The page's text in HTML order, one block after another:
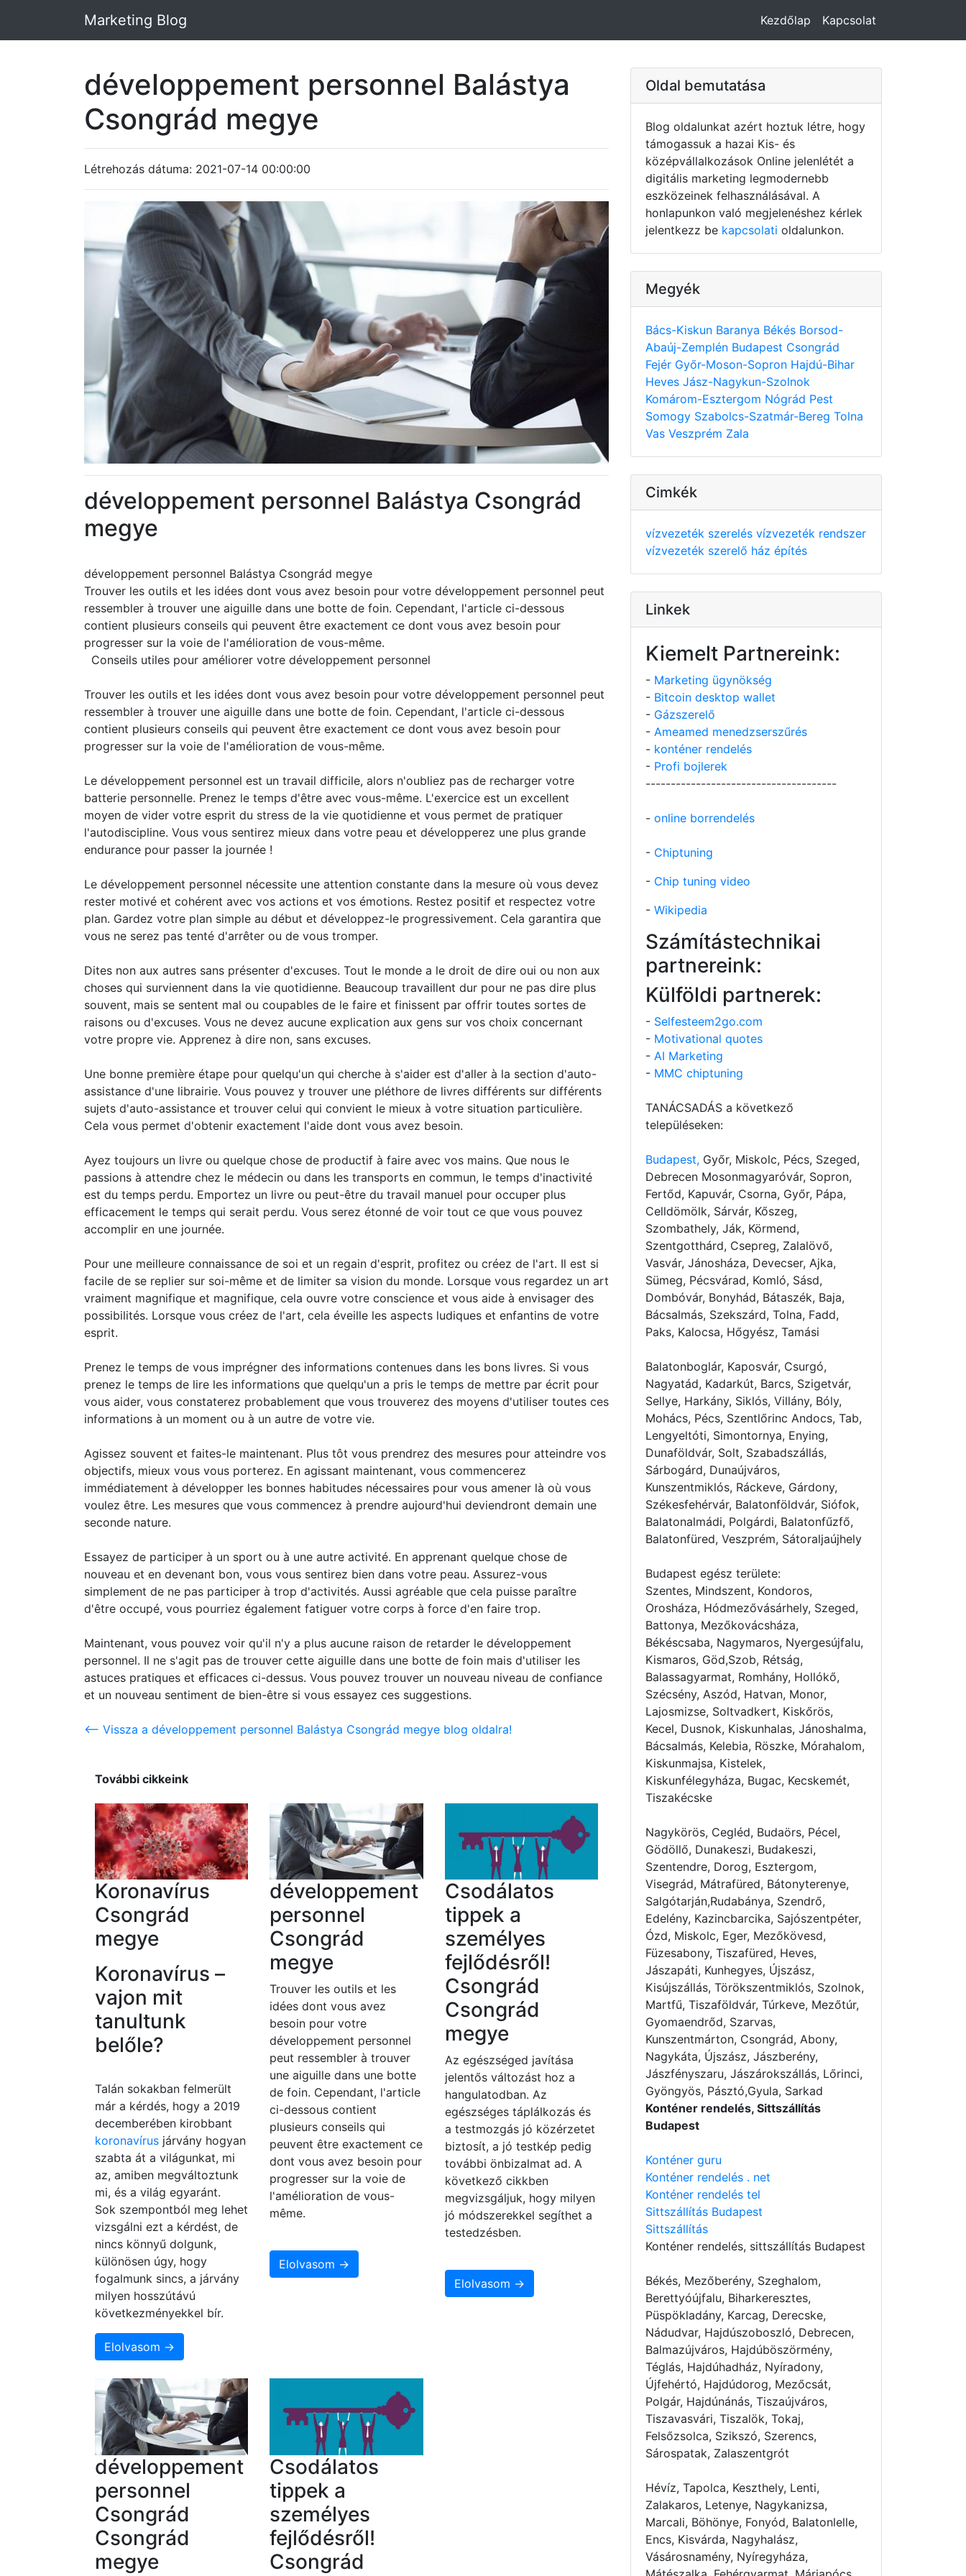
Marketing Blog Kezdőlap Kapcsolat
développement personnel Balástya
Csongrád megye
Létrehozás dátuma: 2021-07-14 00:00:00
développement personnel Balástya Csongrád
megye
développement personnel Balástya Csongrád megye
Trouver les outils et les idées dont vous avez besoin pour votre développement personnel peut
ressembler à trouver une aiguille dans une botte de foin. Cependant, l'article ci-dessous
contient plusieurs conseils qui peuvent être exactement ce dont vous avez besoin pour
progresser sur la voie de l'amélioration de vous-même.
Conseils utiles pour améliorer votre développement personnel
Trouver les outils et les idées dont vous avez besoin pour votre développement personnel peut
ressembler à trouver une aiguille dans une botte de foin. Cependant, l'article ci-dessous
contient plusieurs conseils qui peuvent être exactement ce dont vous avez besoin pour
progresser sur la voie de l'amélioration de vous-même.
Le développement personnel est un travail difficile, alors n'oubliez pas de recharger votre
batterie personnelle. Prenez le temps d'être avec vous-même. L'exercice est un excellent
moyen de vider votre esprit du stress de la vie quotidienne et vous permet de pratiquer
l'autodiscipline. Vous vous sentirez mieux dans votre peau et développerez une plus grande
endurance pour passer la journée !
Le développement personnel nécessite une attention constante dans la mesure où vous devez
rester motivé et cohérent avec vos actions et vos émotions. Restez positif et respectez votre
plan. Gardez votre plan simple au début et développez-le progressivement. Cela garantira que
vous ne serez pas tenté d'arrêter ou de vous tromper.
Dites non aux autres sans présenter d'excuses. Tout le monde a le droit de dire oui ou non aux
choses qui surviennent dans la vie quotidienne. Beaucoup travaillent dur pour ne pas dire plus
souvent, mais se sentent mal ou coupables de le faire et finissent par offrir toutes sortes de
raisons ou d'excuses. Vous ne devez aucune explication aux gens sur vos choix concernant
votre propre vie. Apprenez à dire non, sans excuses.
Une bonne première étape pour quelqu'un qui cherche à s'aider est d'aller à la section d'auto-
assistance d'une librairie. Vous pouvez y trouver une pléthore de livres différents sur différents
sujets d'auto-assistance et trouver celui qui convient le mieux à votre situation particulière.
Cela vous permet d'obtenir exactement l'aide dont vous avez besoin.
Ayez toujours un livre ou quelque chose de productif à faire avec vos mains. Que nous le
passions à attendre chez le médecin ou dans les transports en commun, le temps d'inactivité
est du temps perdu. Emportez un livre ou peut-être du travail manuel pour occuper plus
efficacement le temps qui serait perdu. Vous serez étonné de voir tout ce que vous pouvez
accomplir en une journée.
Pour une meilleure connaissance de soi et un regain d'esprit, profitez ou créez de l'art. Il est si
facile de se replier sur soi-même et de limiter sa vision du monde. Lorsque vous regardez un art
vraiment magnifique et magnifique, cela ouvre votre conscience et vous aide à envisager des
possibilités. Lorsque vous créez de l'art, cela éveille les aspects ludiques et enfantins de votre
esprit.
Prenez le temps de vous imprégner des informations contenues dans les bons livres. Si vous
prenez le temps de lire les informations que quelqu'un a pris le temps de mettre par écrit pour
vous aider, vous constaterez probablement que vous trouverez des moyens d'utiliser toutes ces
informations à un moment ou à un autre de votre vie.
Agissez souvent et faites-le maintenant. Plus tôt vous prendrez des mesures pour atteindre vos
objectifs, mieux vous vous porterez. En agissant maintenant, vous commencerez
immédiatement à développer les bonnes habitudes nécessaires pour vous amener là où vous
voulez être. Les mesures que vous commencez à prendre aujourd'hui deviendront demain une
seconde nature.
Essayez de participer à un sport ou à une autre activité. En apprenant quelque chose de
nouveau et en devenant bon, vous vous sentirez bien dans votre peau. Assurez-vous
simplement de ne pas participer à trop d'activités. Aussi agréable que cela puisse paraître
d'être occupé, vous pourriez également fatiguer votre corps à force d'en faire trop.
Maintenant, vous pouvez voir qu'il n'y a plus aucune raison de retarder le développement
personnel. Il ne s'agit pas de trouver cette aiguille dans une botte de foin mais d'utiliser les
astuces pratiques et efficaces ci-dessus. Vous pouvez trouver un nouveau niveau de confiance
et un nouveau sentiment de bien-être si vous essayez ces suggestions.
<-- Vissza a développement personnel Balástya Csongrád megye blog oldalra!
További cikkeink
Koronavírus
Csongrád
megye
Koronavírus –
vajon mit
tanultunk
belőle?
Talán sokakban felmerült
már a kérdés, hogy a 2019
decemberében kirobbant
koronavírus járvány hogyan
szabta át a világunkat, mi
az, amiben megváltoztunk
mi, és a világ egyaránt.
Sok szempontból meg lehet
vizsgálni ezt a kérdést, de
nincs könnyű dolgunk,
különösen úgy, hogy
fogalmunk sincs, a járvány
milyen hosszútávú
következményekkel bír.
Elolvasom →
développement
personnel
Csongrád
megye
Trouver les outils et les
idées dont vous avez
besoin pour votre
développement personnel
peut ressembler à trouver
une aiguille dans une botte
de foin. Cependant, l'article
ci-dessous contient
plusieurs conseils qui
peuvent être exactement ce
dont vous avez besoin pour
progresser sur la voie de
l'amélioration de vous-
même.
Elolvasom →
Csodálatos
tippek a
személyes
fejlődésről!
Csongrád
Csongrád
megye
Az egészséged javítása
jelentős változást hoz a
hangulatodban. Az
egészséges táplálkozás és
a testmozgás jó közérzetet
biztosít, a jó testkép pedig
további önbizalmat ad. A
következő cikkben
megvizsgáljuk, hogy milyen
jó módszerekkel segíthet a
testedzésben.
Elolvasom →
développement
personnel
Csongrád
Csongrád
megye
Csodálatos
tippek a
személyes
fejlődésről!
Csongrád
Oldal bemutatása
Blog oldalunkat azért hoztuk létre, hogy
támogassuk a hazai Kis- és
középvállalkozások Online jelenlétét a
digitális marketing legmodernebb
eszközeinek felhasználásával. A
honlapunkon való megjelenéshez kérlek
jelentkezz be kapcsolati oldalunkon.
Megyék
Bács-Kiskun Baranya Békés Borsod-
Abaúj-Zemplén Budapest Csongrád
Fejér Győr-Moson-Sopron Hajdú-Bihar
Heves Jász-Nagykun-Szolnok
Komárom-Esztergom Nógrád Pest
Somogy Szabolcs-Szatmár-Bereg Tolna
Vas Veszprém Zala
Cimkék
vízvezeték szerelés vízvezeték rendszer
vízvezeték szerelő ház építés
Linkek
Kiemelt Partnereink:
- Marketing ügynökség
- Bitcoin desktop wallet
- Gázszerelő
- Ameamed menedzserszűrés
- konténer rendelés
- Profi bojlerek
--------------------------------------
- online borrendelés
- Chiptuning
- Chip tuning video
- Wikipedia
Számítástechnikai
partnereink:
Külföldi partnerek:
- Selfesteem2go.com
- Motivational quotes
- AI Marketing
- MMC chiptuning
TANÁCSADÁS a következő
településeken:
Budapest, Győr, Miskolc, Pécs, Szeged,
Debrecen Mosonmagyaróvár, Sopron,
Fertőd, Kapuvár, Csorna, Győr, Pápa,
Celldömölk, Sárvár, Kőszeg,
Szombathely, Ják, Körmend,
Szentgotthárd, Csepreg, Zalalövő,
Vasvár, Jánosháza, Devecser, Ajka,
Sümeg, Pécsvárad, Komló, Sásd,
Dombóvár, Bonyhád, Bátaszék, Baja,
Bácsalmás, Szekszárd, Tolna, Fadd,
Paks, Kalocsa, Hőgyész, Tamási
Balatonboglár, Kaposvár, Csurgó,
Nagyatád, Kadarkút, Barcs, Szigetvár,
Sellye, Harkány, Siklós, Villány, Bóly,
Mohács, Pécs, Szentlőrinc Andocs, Tab,
Lengyeltóti, Simontornya, Enying,
Dunaföldvár, Solt, Szabadszállás,
Sárbogárd, Dunaújváros,
Kunszentmiklós, Ráckeve, Gárdony,
Székesfehérvár, Balatonföldvár, Siófok,
Balatonalmádi, Polgárdi, Balatonfűzfő,
Balatonfüred, Veszprém, Sátoraljaújhely
Budapest egész területe:
Szentes, Mindszent, Kondoros,
Orosháza, Hódmezővásárhely, Szeged,
Battonya, Mezőkovácsháza,
Békéscsaba, Nagymaros, Nyergesújfalu,
Kismaros, Göd,Szob, Rétság,
Balassagyarmat, Romhány, Hollókő,
Szécsény, Aszód, Hatvan, Monor,
Lajosmizse, Soltvadkert, Kiskőrös,
Kecel, Dusnok, Kiskunhalas, Jánoshalma,
Bácsalmás, Kelebia, Röszke, Mórahalom,
Kiskunmajsa, Kistelek,
Kiskunfélegyháza, Bugac, Kecskemét,
Tiszakécske
Nagykörös, Cegléd, Budaörs, Pécel,
Gödöllő, Dunakeszi, Budakeszi,
Szentendre, Dorog, Esztergom,
Visegrád, Mátrafüred, Bátonyterenye,
Salgótarján,Rudabánya, Szendrő,
Edelény, Kazincbarcika, Sajószentpéter,
Ózd, Miskolc, Eger, Mezőkövesd,
Füzesabony, Tiszafüred, Heves,
Jászapáti, Kunhegyes, Újszász,
Kisújszállás, Törökszentmiklós, Szolnok,
Martfű, Tiszaföldvár, Túrkeve, Mezőtúr,
Gyomaendrőd, Szarvas,
Kunszentmárton, Csongrád, Abony,
Nagykáta, Újszász, Jászberény,
Jászfényszaru, Jászárokszállás, Lőrinci,
Gyöngyös, Pásztó,Gyula, Sarkad
Konténer rendelés, Sittszállítás
Budapest
Konténer guru
Konténer rendelés . net
Konténer rendelés tel
Sittszállítás Budapest
Sittszállítás
Konténer rendelés, sittszállítás Budapest
Békés, Mezőberény, Szeghalom,
Berettyóújfalu, Biharkeresztes,
Püspökladány, Karcag, Derecske,
Nádudvar, Hajdúszoboszló, Debrecen,
Balmazújváros, Hajdúböszörmény,
Téglás, Hajdúhadház, Nyíradony,
Újfehértó, Hajdúdorog, Mezőcsát,
Polgár, Hajdúnánás, Tiszaújváros,
Tiszavasvári, Tiszalök, Tokaj,
Felsőzsolca, Szikszó, Szerencs,
Sárospatak, Zalaszentgrót
Hévíz, Tapolca, Keszthely, Lenti,
Zalakaros, Letenye, Nagykanizsa,
Marcali, Böhönye, Fonyód, Balatonlelle,
Encs, Kisvárda, Nagyhalász,
Vásárosnamény, Nyíregyháza,